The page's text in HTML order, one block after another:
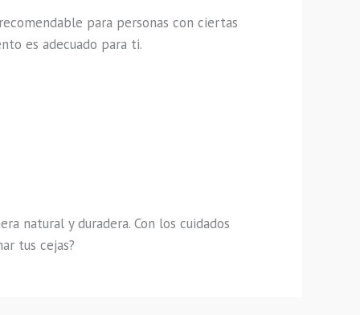
para personas con ciertas
es adecuado para ti.
natural y duradera. Con los cuidados
tus cejas?